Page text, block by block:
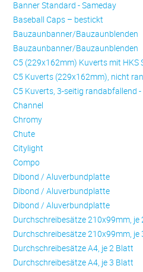
Banner Standard - Sameday
Baseball Caps – bestickt
Bauzaunbanner/Bauzaunblenden
Bauzaunbanner/Bauzaunblenden
C5 (229x162mm) Kuverts mit HKS
C5 Kuverts (229x162mm), nicht
C5 Kuverts, 3-seitig randabfallend
Channel
Chromy
Chute
Citylight
Compo
Dibond / Aluverbundplatte
Dibond / Aluverbundplatte
Dibond / Aluverbundplatte
Durchschreibesätze 210x99mm, je
Durchschreibesätze 210x99mm, je
Durchschreibesätze A4, je 2 Blatt
Durchschreibesätze A4, je 3 Blatt